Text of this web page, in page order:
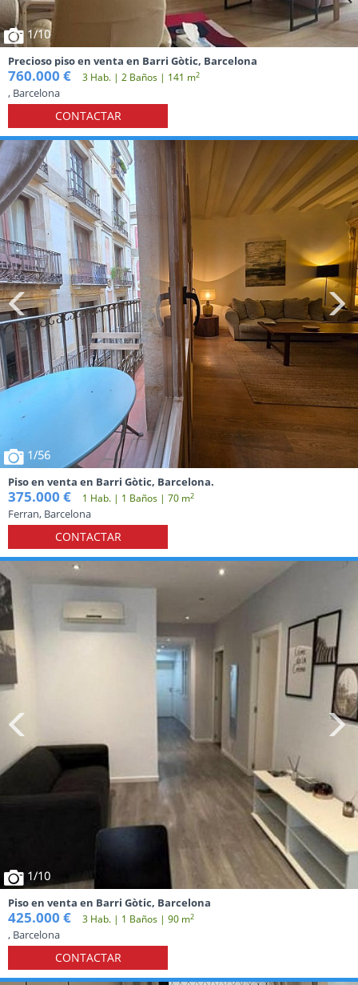
1/10
Precioso piso en venta en Barri Gòtic, Barcelona
760.000 € 3 Hab. | 2 Baños | 141 m2
, Barcelona
CONTACTAR
1/56
Piso en venta en Barri Gòtic, Barcelona.
375.000 € 1 Hab. | 1 Baños | 70 m2
Ferran, Barcelona
CONTACTAR
1/10
Piso en venta en Barri Gòtic, Barcelona
425.000 € 3 Hab. | 1 Baños | 90 m2
, Barcelona
CONTACTAR